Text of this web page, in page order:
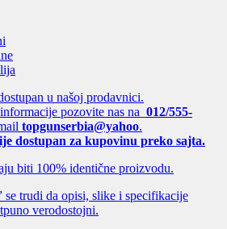
u našoj prodavnici.
pozovite nas na 012/555-
topgunserbia@yahoo.
dostupan za kupovinu preko sajta.
biti 100% identične proizvodu.
trudi da opisi, slike i specifikacije
verodostojni.